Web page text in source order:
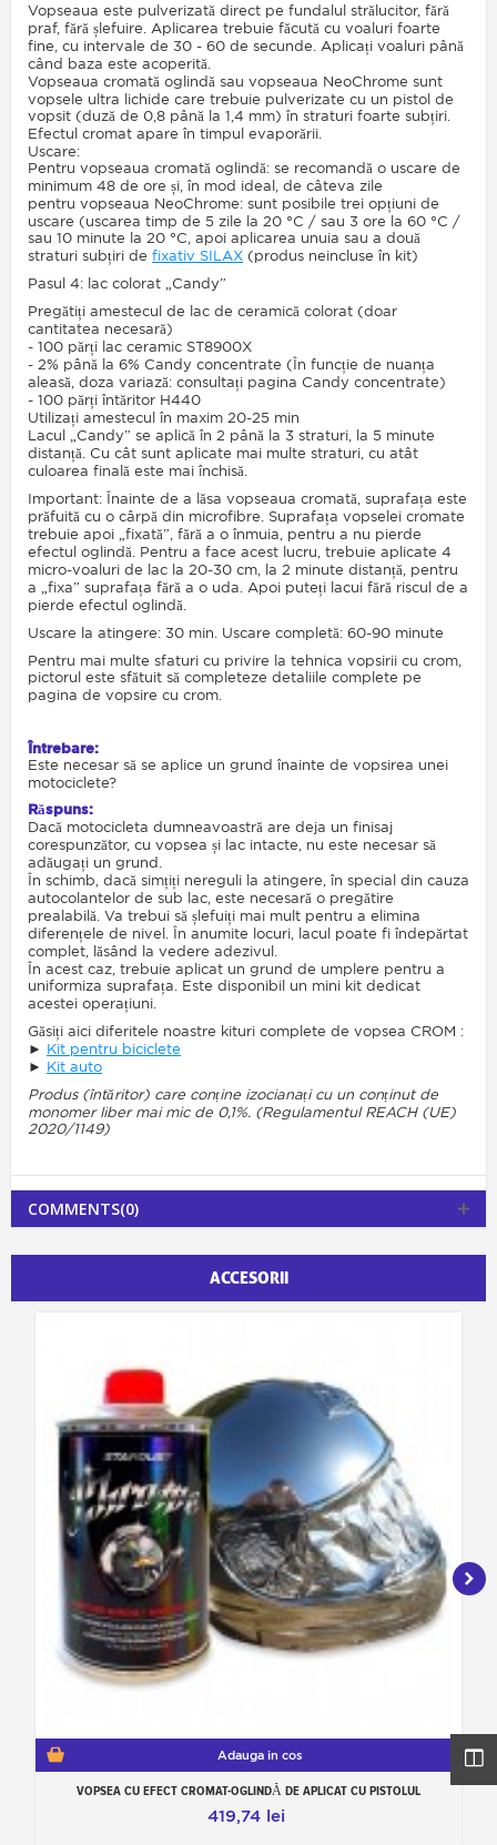
Vopseaua este pulverizată direct pe fundalul strălucitor, fără
praf, fără șlefuire. Aplicarea trebuie făcută cu voaluri foarte
fine, cu intervale de 30 - 60 de secunde. Aplicați voaluri până
când baza este acoperită.
Vopseaua cromată oglindă sau vopseaua NeoChrome sunt
vopsele ultra lichide care trebuie pulverizate cu un pistol de
vopsit (duză de 0,8 până la 1,4 mm) în straturi foarte subțiri.
Efectul cromat apare în timpul evaporării.
Uscare:
Pentru vopseaua cromată oglindă: se recomandă o uscare de
minimum 48 de ore și, în mod ideal, de câteva zile
pentru vopseaua NeoChrome: sunt posibile trei opțiuni de
uscare (uscarea timp de 5 zile la 20 °C / sau 3 ore la 60 °C /
sau 10 minute la 20 °C, apoi aplicarea unuia sau a două
straturi subțiri de fixativ SILAX (produs neincluse în kit)
Pasul 4: lac colorat „Candy”
Pregătiți amestecul de lac de ceramică colorat (doar
cantitatea necesară)
- 100 părți lac ceramic ST8900X
- 2% până la 6% Candy concentrate (În funcție de nuanța
aleasă, doza variază: consultați pagina Candy concentrate)
- 100 părți întăritor H440
Utilizați amestecul în maxim 20-25 min
Lacul „Candy” se aplică în 2 până la 3 straturi, la 5 minute
distanță. Cu cât sunt aplicate mai multe straturi, cu atât
culoarea finală este mai închisă.
Important: Înainte de a lăsa vopseaua cromată, suprafața este
prăfuită cu o cârpă din microfibre. Suprafața vopselei cromate
trebuie apoi „fixată”, fără a o înmuia, pentru a nu pierde
efectul oglindă. Pentru a face acest lucru, trebuie aplicate 4
micro-voaluri de lac la 20-30 cm, la 2 minute distanță, pentru
a „fixa” suprafața fără a o uda. Apoi puteți lacui fără riscul de a
pierde efectul oglindă.
Uscare la atingere: 30 min. Uscare completă: 60-90 minute
Pentru mai multe sfaturi cu privire la tehnica vopsirii cu crom,
pictorul este sfătuit să completeze detaliile complete pe
pagina de vopsire cu crom.
Întrebare:
Este necesar să se aplice un grund înainte de vopsirea unei
motociclete?
Răspuns:
Dacă motocicleta dumneavoastră are deja un finisaj
corespunzător, cu vopsea și lac intacte, nu este necesar să
adăugați un grund.
În schimb, dacă simțiți nereguli la atingere, în special din cauza
autocolantelor de sub lac, este necesară o pregătire
prealabilă. Va trebui să șlefuiți mai mult pentru a elimina
diferențele de nivel. În anumite locuri, lacul poate fi îndepărtat
complet, lăsând la vedere adezivul.
În acest caz, trebuie aplicat un grund de umplere pentru a
uniformiza suprafața. Este disponibil un mini kit dedicat
acestei operațiuni.
Găsiți aici diferitele noastre kituri complete de vopsea CROM :
► Kit pentru biciclete
► Kit auto
Produs (întăritor) care conține izocianați cu un conținut de
monomer liber mai mic de 0,1%. (Regulamentul REACH (UE)
2020/1149)
COMMENTS(0)
ACCESORII
Adauga in cos
VOPSEA CU EFECT CROMAT-OGLINDĂ DE APLICAT CU PISTOLUL
419,74 lei